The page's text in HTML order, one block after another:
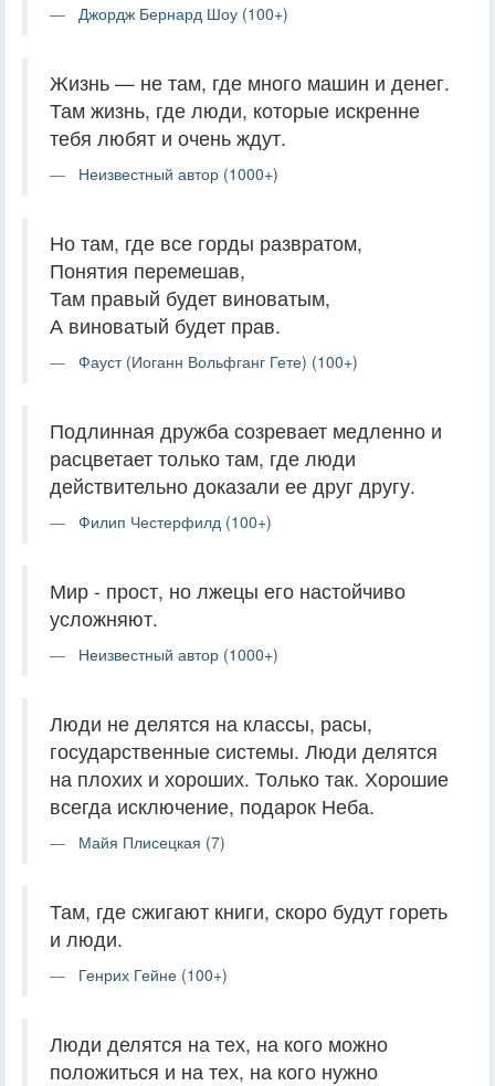
Джордж Бернард Шоу (100+)
Жизнь — не там, где много машин и денег.
Там жизнь, где люди, которые искренне
тебя любят и очень ждут.
Неизвестный автор (1000+)
Но там, где все горды развратом,
Понятия перемешав,
Там правый будет виноватым,
А виноватый будет прав.
Фауст (Иоганн Вольфганг Гете) (100+)
Подлинная дружба созревает медленно и
расцветает только там, где люди
действительно доказали ее друг другу.
Филип Честерфилд (100+)
Мир - прост, но лжецы его настойчиво
усложняют.
Неизвестный автор (1000+)
Люди не делятся на классы, расы,
государственные системы. Люди делятся
на плохих и хороших. Только так. Хорошие
всегда исключение, подарок Неба.
Майя Плисецкая (7)
Там, где сжигают книги, скоро будут гореть
и люди.
Генрих Гейне (100+)
Люди делятся на тех, на кого можно
положиться и на тех, на кого нужно